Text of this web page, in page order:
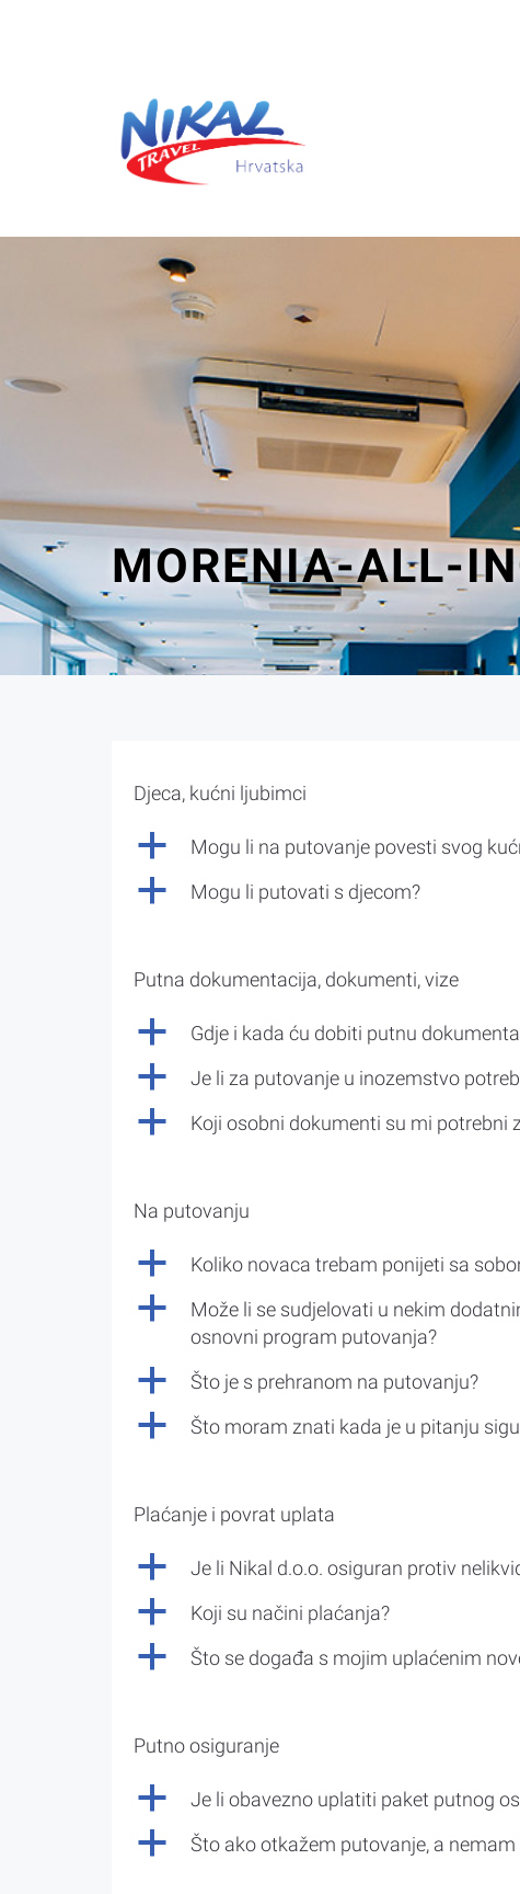
MORENIA-ALL-
Djeca, kućni ljubimci
a Mogu li na putovanje povesti svog
a Mogu li putovati s djecom?
Putna dokumentacija, dokumenti, vize
a Gdje i kada ću dobiti putnu
a Je li za putovanje u inozemstvo
a Koji osobni dokumenti su mi potrebni
Na putovanju
a Koliko novaca trebam ponijeti sa
a
Može li se sudjelovati u nekim
osnovni program putovanja?
a Što je s prehranom na putovanju?
a Što moram znati kada je u pitanju
Plaćanje i povrat uplata
a Je li Nikal d.o.o. osiguran protiv
a Koji su načini plaćanja?
a Što se događa s mojim uplaćenim
Putno osiguranje
a Je li obavezno uplatiti paket putnog
a Što ako otkažem putovanje, a